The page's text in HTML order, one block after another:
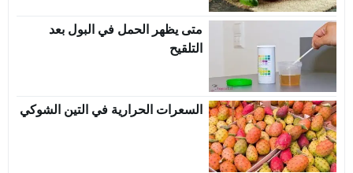
متى يظهر الحمل في البول بعد
التلقيح
السعرات الحرارية في التين الشوكي